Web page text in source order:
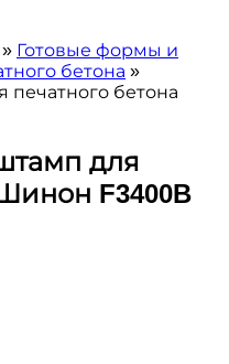
» Готовые формы и
бетона »
бетона
для
F3400B